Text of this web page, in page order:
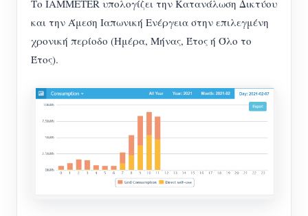
Το IAMMETER υπολογίζει την Κατανάλωση Δικτύου
και την Άμεση Ιαπωνική Ενέργεια στην επιλεγμένη
χρονική περίοδο (Ημέρα, Μήνας, Έτος ή Όλο το
Έτος).